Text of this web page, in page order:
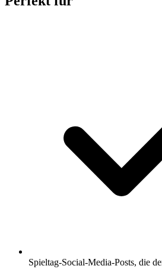
Spieltag-Social-Media-Posts, die